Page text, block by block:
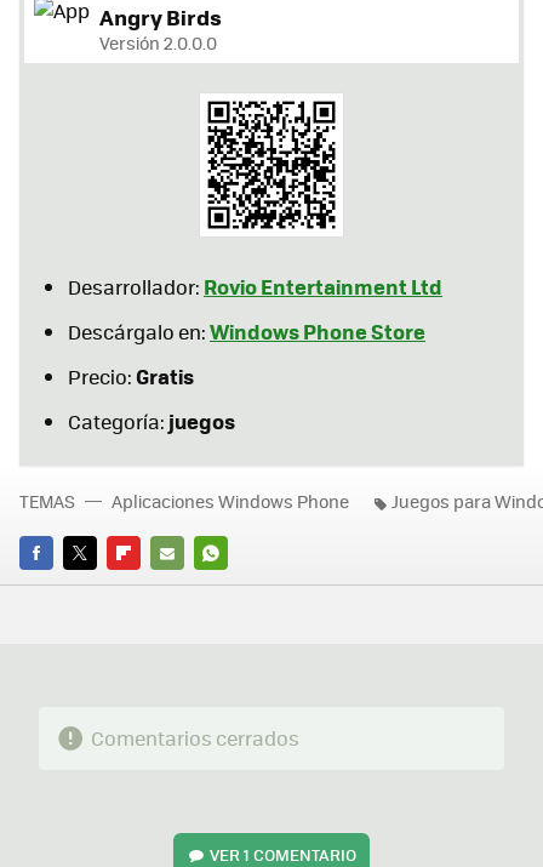
Angry Birds
Versión 2.0.0.0
Desarrollador: Rovio Entertainment Ltd
Descárgalo en:Windows Phone Store
Precio:Gratis
Categoría: juegos
FACEBOOK
TWITTERFLIPBOARD
E-
WHATSAPP
TEMAS Aplicaciones Windows Phone Juegos para
Comentarios cerrados
VER1 COMENTARIO